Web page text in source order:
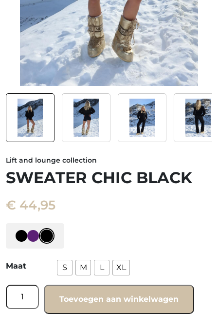
Lift and lounge collection
SWEATER CHIC BLACK
€ 44,95
Maat S M L XL
Sweater
Chic
Toevoegen aan winkelwagen